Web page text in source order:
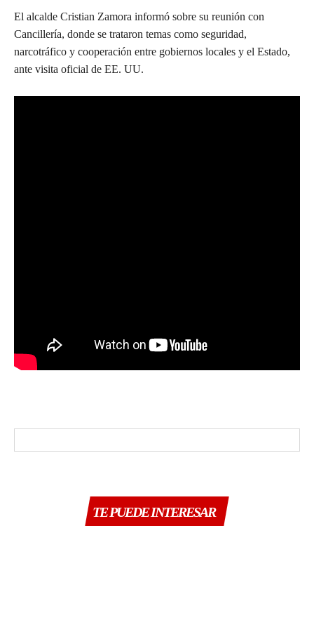
El alcalde Cristian Zamora informó sobre su reunión con
Cancillería, donde se trataron temas como seguridad,
narcotráfico y cooperación entre gobiernos locales y el Estado,
ante visita oficial de EE. UU.
TE PUEDE INTERESAR